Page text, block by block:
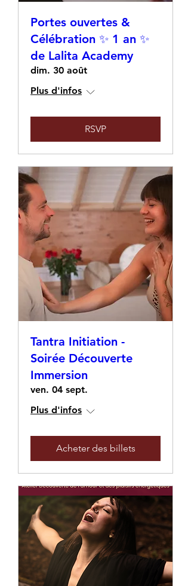
Portes ouvertes &
Célébration ✨ 1 an ✨
de Lalita Academy
dim. 30 août
Plus d'infos
RSVP
Tantra Initiation -
Soirée Découverte
Immersion
ven. 04 sept.
Plus d'infos
Acheter des billets